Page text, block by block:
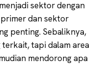
sektor dengan
dan sektor
penting. Sebaliknya,
tapi dalam area
mendorong apa